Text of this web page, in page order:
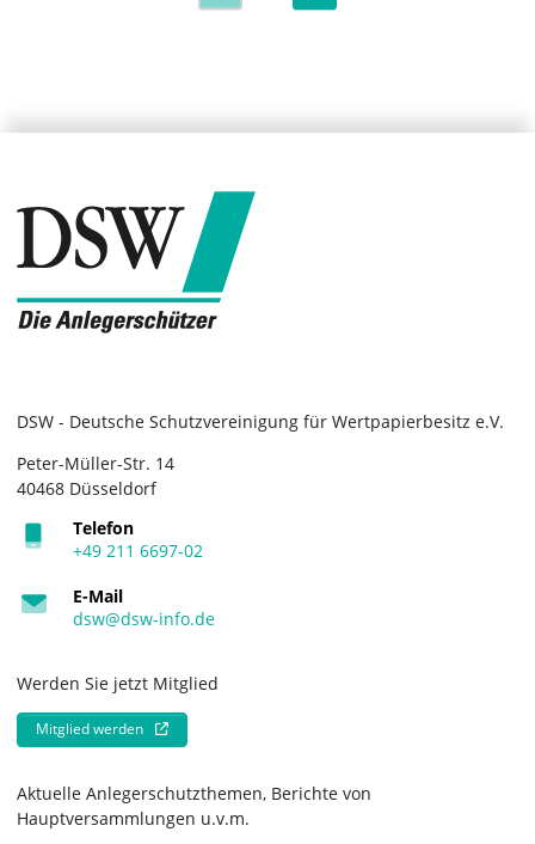
DSW - Deutsche Schutzvereinigung für Wertpapierbesitz e.V.
Peter-Müller-Str. 14
40468 Düsseldorf
Telefon
+49 211 6697-02
E-Mail
dsw@dsw-info.de
Werden Sie jetzt Mitglied
Mitglied werden
Aktuelle Anlegerschutzthemen, Berichte von
Hauptversammlungen u.v.m.